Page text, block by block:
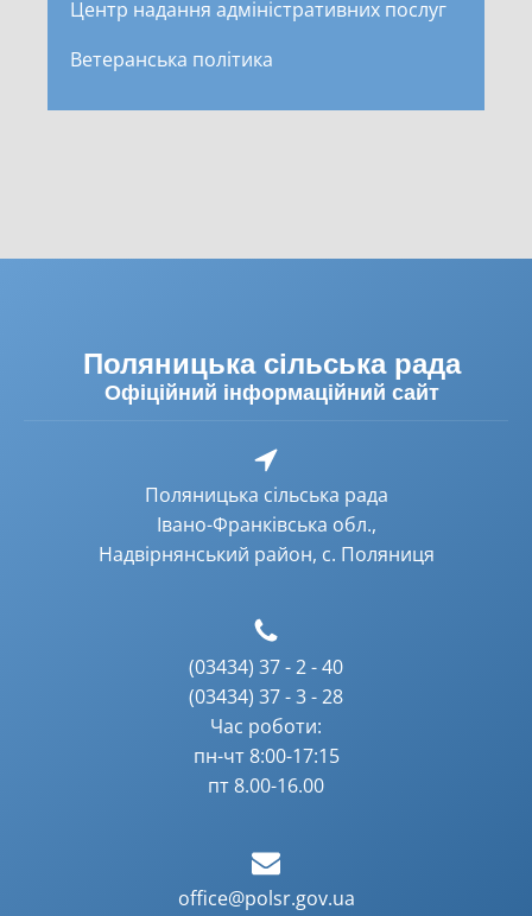
Центр надання адміністративних послуг
Ветеранська політика
Поляницька сільська рада
Офіційний інформаційний сайт
Поляницька сільська рада
Івано-Франківська обл.,
Надвірнянський район, с. Поляниця
(03434) 37 - 2 - 40
(03434) 37 - 3 - 28
Час роботи:
пн-чт 8:00-17:15
пт 8.00-16.00
office@polsr.gov.ua